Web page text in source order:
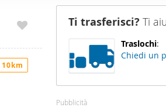
sito
loro
Ti trasferisci? Ti
Traslochi:
Chiedi un
Pubblicità